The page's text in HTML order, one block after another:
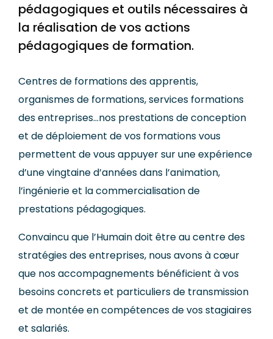
pédagogiques et outils nécessaires à
la réalisation de vos actions
pédagogiques de formation.
Centres de formations des apprentis,
organismes de formations, services formations
des entreprises…nos prestations de conception
et de déploiement de vos formations vous
permettent de vous appuyer sur une expérience
d’une vingtaine d’années dans l’animation,
l’ingénierie et la commercialisation de
prestations pédagogiques.
Convaincu que l’Humain doit être au centre des
stratégies des entreprises, nous avons à cœur
que nos accompagnements bénéficient à vos
besoins concrets et particuliers de transmission
et de montée en compétences de vos stagiaires
et salariés.